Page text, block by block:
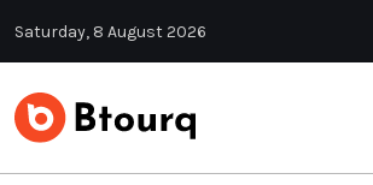
Saturday, 8 August 2026